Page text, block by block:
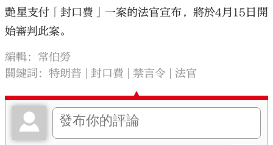
艷星支付「封口費」一案的法官宣布，將於4月15日開
始審判此案。
編輯：常伯勞
關鍵詞：特朗普 封口費 禁言令 法官